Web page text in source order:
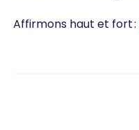
Affirmons haut et fort :